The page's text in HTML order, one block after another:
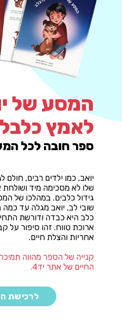
המסע של
לאמץ
ספר חובה לכל
יואב, כמו ילדים רבים,
שלו לא מסכימה מיד
גידול כלבים. במהלכו של
שובי לב, יואב מגלה עד כמה
כלב היא כבדה ודורשת
ארוכת טווח. זהו סיפור על
אחריות והצלת חיים.
קנייה של הספר מהווה
החיים של אתר יד4.
לרכישת